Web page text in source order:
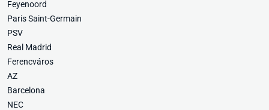
Feyenoord
Paris Saint-Germain
PSV
Real Madrid
Ferencváros
AZ
Barcelona
NEC